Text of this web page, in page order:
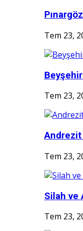
Tem 23,
Tem 23,
Tem 23,
Silah ve
Tem 23,